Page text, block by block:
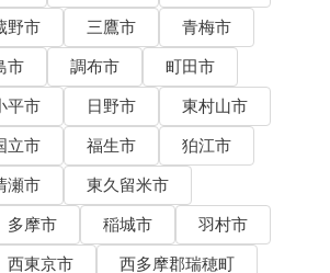
野市 三鷹市
青梅市
市 調布市
町田市
平市 日野市
東村山市
立市 福生市
狛江市
瀬市
東久留米市
多摩市 稲城市
羽村市
西東京市
西多摩郡瑞穂町